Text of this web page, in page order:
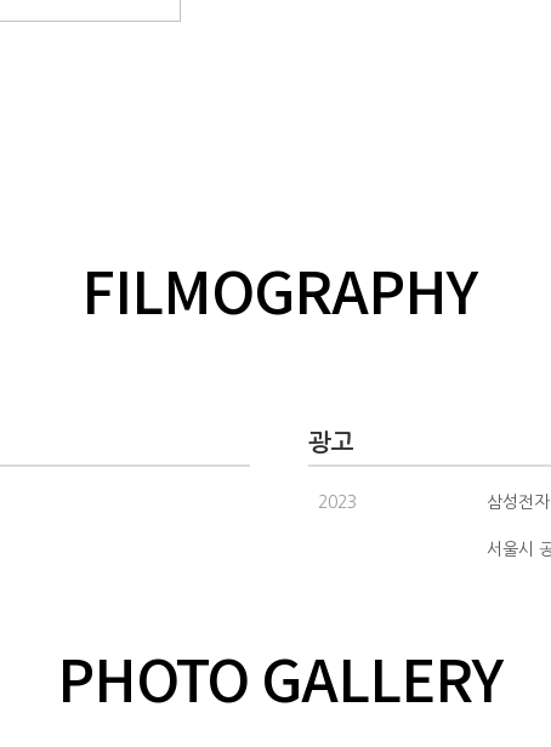
FILMOGRAPHY
광고
2023 삼성전
서울시
PHOTO GALLERY